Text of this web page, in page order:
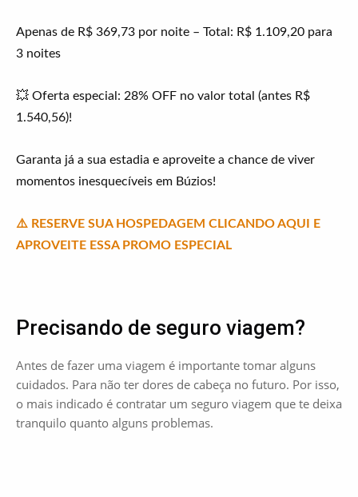
Apenas de R$ 369,73 por noite – Total: R$ 1.109,20 para
3 noites
💥 Oferta especial: 28% OFF no valor total (antes R$
1.540,56)!
Garanta já a sua estadia e aproveite a chance de viver
momentos inesquecíveis em Búzios!
⚠️ RESERVE SUA HOSPEDAGEM CLICANDO AQUI E
APROVEITE ESSA PROMO ESPECIAL
Precisando de seguro viagem?
Antes de fazer uma viagem é importante tomar alguns
cuidados. Para não ter dores de cabeça no futuro. Por isso,
o mais indicado é contratar um seguro viagem que te deixa
tranquilo quanto alguns problemas.